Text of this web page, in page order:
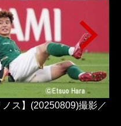
ノス】(20250809)撮影／